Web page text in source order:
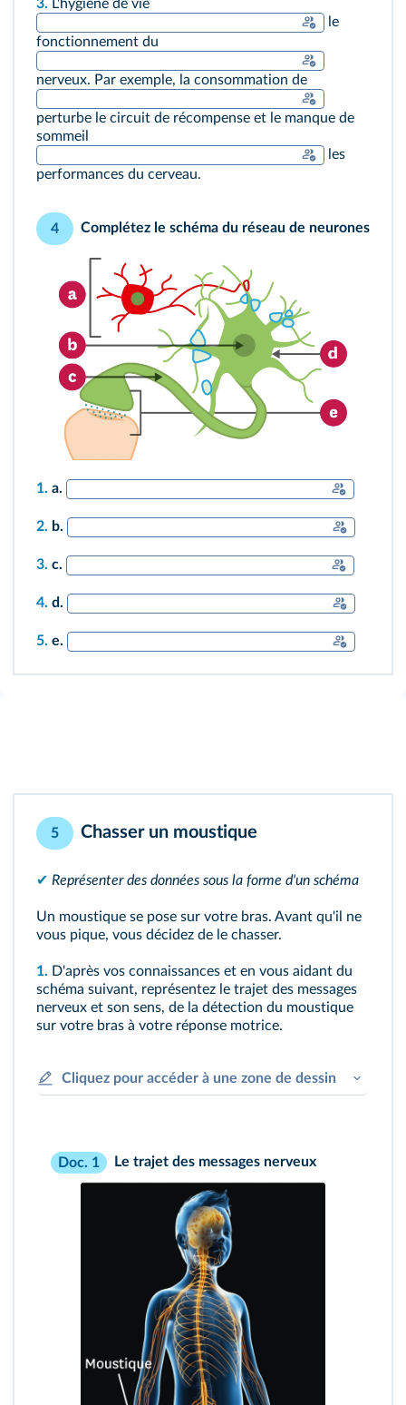
3. L'hygiène de vie
le
fonctionnement du
nerveux. Par exemple, la consommation de
perturbe le circuit de récompense et le manque de
sommeil
les
performances du cerveau.
4 Complétez le schéma du réseau de neurones
1. a.
2. b.
3. c.
4. d.
5. e.
5 Chasser un moustique
✔ Représenter des données sous la forme d'un schéma
Un moustique se pose sur votre bras. Avant qu'il ne
vous pique, vous décidez de le chasser.
1. D'après vos connaissances et en vous aidant du
schéma suivant, représentez le trajet des messages
nerveux et son sens, de la détection du moustique
sur votre bras à votre réponse motrice.
Cliquez pour accéder à une zone de dessin
Doc. 1 Le trajet des messages nerveux